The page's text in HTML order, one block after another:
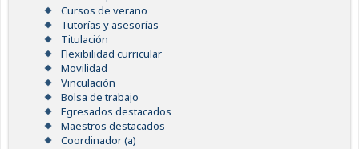
Cursos de verano
Tutorías y asesorías
Titulación
Flexibilidad curricular
Movilidad
Vinculación
Bolsa de trabajo
Egresados destacados
Maestros destacados
Coordinador (a)